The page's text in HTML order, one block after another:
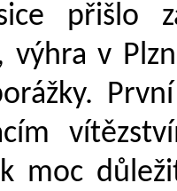
přišlo
výhra v
moc